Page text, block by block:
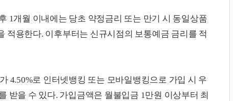
1개월 이내에는 당초 약정금리 또는 만기 시 동일상품
적용한다. 이후부터는 신규시점의 보통예금 금리를 적
4.50%로 인터넷뱅킹 또는 모바일뱅킹으로 가입 시 우
받을 수 있다. 가입금액은 월불입금 1만원 이상부터 최